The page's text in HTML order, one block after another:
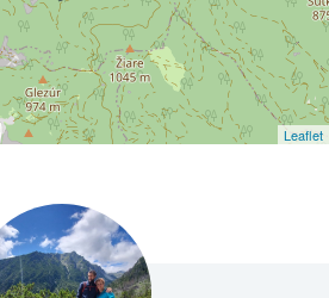
Leaflet